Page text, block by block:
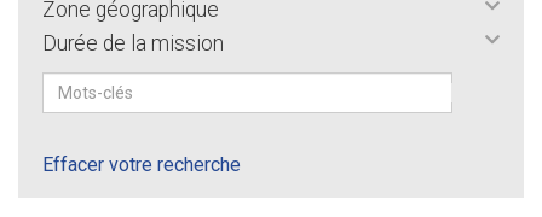
Zone géographique
Durée de la mission
Effacer votre recherche